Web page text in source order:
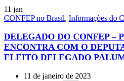
11 jan
CONFEP no Brasil, Informações do
DELEGADO DO CONFEP –
ENCONTRA COM O
ELEITO DELEGADO
11 de janeiro de 2023